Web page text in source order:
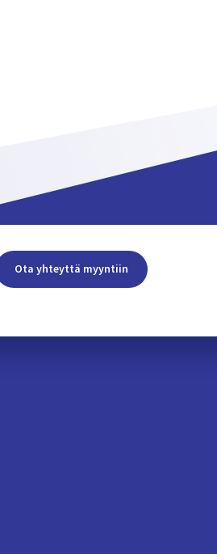
Ota yhteyttä myyntiin